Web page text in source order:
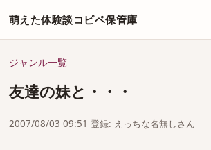
萌えた体験談コピペ保管庫
ジャンル一覧
友達の妹と・・・
2007/08/03 09:51 登録: えっちな名無しさん